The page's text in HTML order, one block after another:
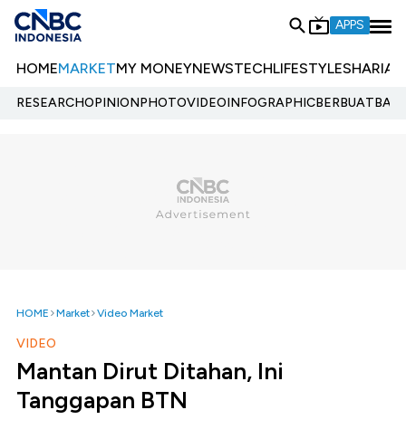
APPS
HOMEMARKETMY MONEYNEWSTECHLIFESTYLESHARIA
RESEARCHOPINIONPHOTOVIDEOINFOGRAPHIC
HOME Market Video Market
VIDEO
Mantan Dirut Ditahan, Ini
Tanggapan BTN